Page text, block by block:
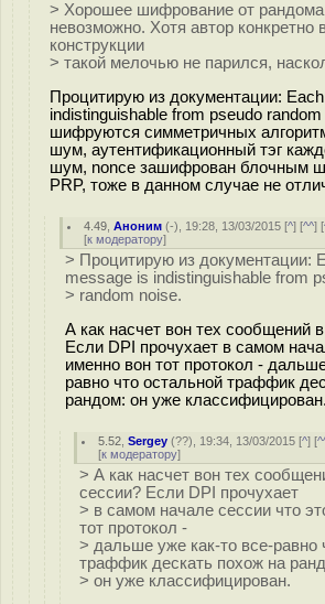
> Хорошее шифрование от рандома
невозможно. Хотя автор конкретно
конструкции
> такой мелочью не парился,
Процитирую из документации:
indistinguishable from pseudo
шифруются симметричных
шум, аутентификационный тэг
шум, nonce зашифрован блочным
PRP, тоже в данном случае не
4.49 ,Аноним (-), 19:28, 13/03/2015 [^] [^^] [
[к модератору]
> Процитирую из документации:
message is indistinguishable from
> random noise.
А как насчет вон тех сообщений
Если DPI прочухает в самом
именно вон тот протокол -
равно что остальной траффик
рандом: он уже классифицирован.
5.52 ,Sergey (??), 19:34, 13/03/2015 [^] [
[к модератору]
> А как насчет вон тех
сессии? Если DPI прочухает
> в самом начале сессии что
тот протокол -
> дальше уже как-то все-равно
траффик дескать похож на
> он уже классифицирован.